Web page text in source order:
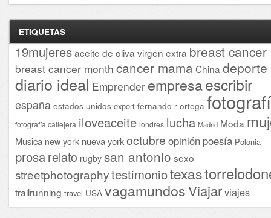
ETIQUETAS
19mujeresaceite de oliva virgen extra breast cancer
breast cancer month cancer mama China deporte
diario ideal Emprender empresaescribir
españa estados unidos export fernando r ortega
fotografía callejera iloveaceite londres lucha Madrid Moda
Musica new york nueva yorkoctubre opinión poesía Polonia
prosarelato rugby san antonio sexo
streetphotographytestimoniotexas
trailrunning travel USA vagamundosViajarviajes